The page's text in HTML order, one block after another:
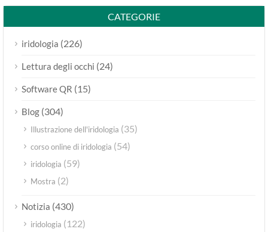
CATEGORIE
iridologia (226)
Lettura degli occhi (24)
Software QR (15)
Blog (304)
Illustrazione dell'iridologia (35)
corso online di iridologia (54)
iridologia (59)
Mostra (2)
Notizia (430)
iridologia (122)